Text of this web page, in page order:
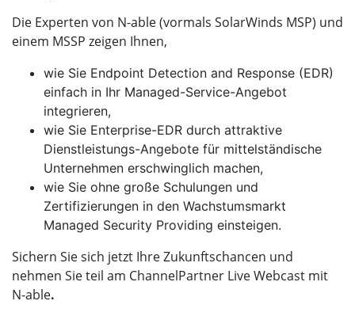
Die Experten von N-able (vormals SolarWinds MSP) und
einem MSSP zeigen Ihnen,
wie Sie Endpoint Detection and Response (EDR)
einfach in Ihr Managed-Service-Angebot
integrieren,
wie Sie Enterprise-EDR durch attraktive
Dienstleistungs-Angebote für mittelständische
Unternehmen erschwinglich machen,
wie Sie ohne große Schulungen und
Zertifizierungen in den Wachstumsmarkt
Managed Security Providing einsteigen.
Sichern Sie sich jetzt Ihre Zukunftschancen und
nehmen Sie teil am ChannelPartner Live Webcast mit
N-able.